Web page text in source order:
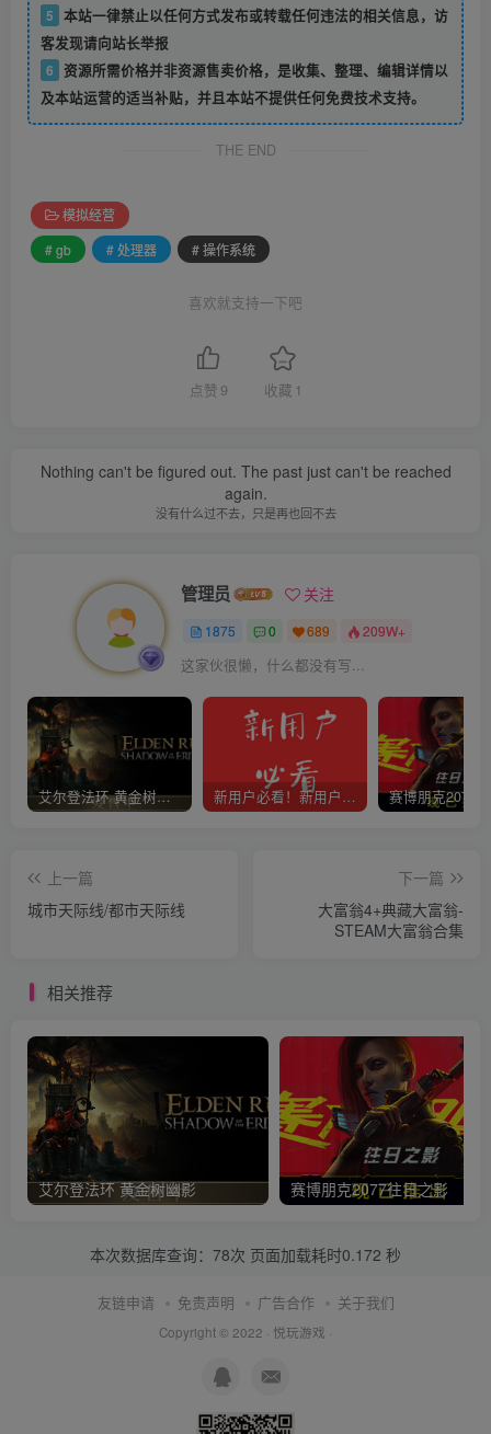
5 本站一律禁止以任何方式发布或转载任何违法的相关信息，访
客发现请向站长举报
6
资源所需价格并非资源售卖价格，是收集、整理、编辑详情以
及本站运营的适当补贴，并且本站不提供任何免费技术支持。
THE END
模拟经营
# gb
# 处理器 # 操作系统
喜欢就支持一下吧
点赞 9 收藏 1
Nothing can't be figured out. The past just can't be reached
again.
没有什么过不去，只是再也回不去
管理员 关注
1875 0 689 209W+
这家伙很懒，什么都没有写...
艾尔登法环 黄金树幽影 新用户必看！新用户必看！新用户必看！！！
上一篇
城市天际线/都市天际线
下一篇
大富翁4+典藏大富翁-
STEAM大富翁合集
相关推荐
艾尔登法环 黄金树幽影 赛博朋克2077往日之影
本次数据库查询：78次 页面加载耗时0.172 秒
友链申请 免责声明 广告合作 关于我们
Copyright © 2022 · 悦玩游戏 ·